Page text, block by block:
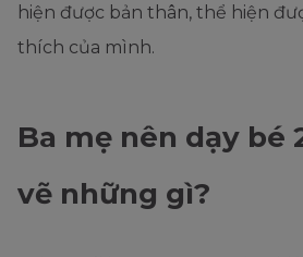
hiện được bản thân, thể hiện
thích của mình.
Ba mẹ nên dạy bé
vẽ những gì?